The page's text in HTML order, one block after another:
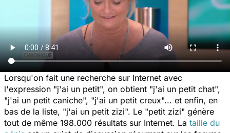
Lorsqu'on fait une recherche sur Internet avec
l'expression "j'ai un petit", on obtient "j'ai un petit chat",
"j'ai un petit caniche", "j'ai un petit creux"... et enfin, en
bas de la liste, "j'ai un petit zizi". Le "petit zizi" génère
tout de même 198.000 résultats sur Internet. La taille du